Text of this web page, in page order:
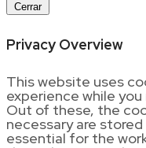
Cerrar
Privacy Overview
This website uses
experience while
Out of these, the
necessary are
essential for the